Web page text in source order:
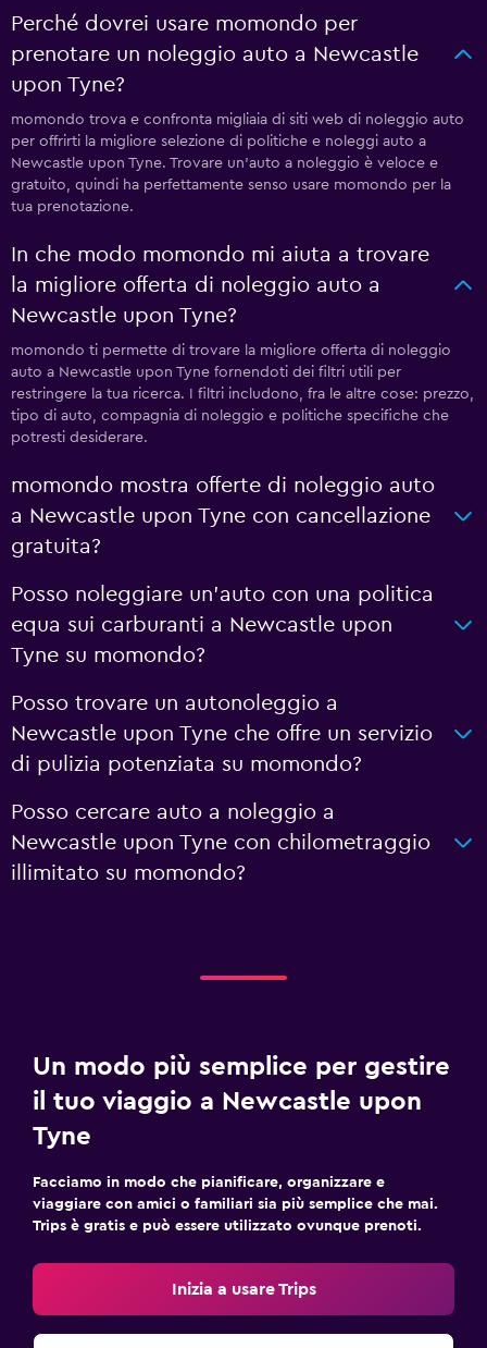
Perché dovrei usare momondo per
prenotare un noleggio auto a Newcastle
upon Tyne?
momondo trova e confronta migliaia di siti web di noleggio auto
per offrirti la migliore selezione di politiche e noleggi auto a
Newcastle upon Tyne. Trovare un'auto a noleggio è veloce e
gratuito, quindi ha perfettamente senso usare momondo per la
tua prenotazione.
In che modo momondo mi aiuta a trovare
la migliore offerta di noleggio auto a
Newcastle upon Tyne?
momondo ti permette di trovare la migliore offerta di noleggio
auto a Newcastle upon Tyne fornendoti dei filtri utili per
restringere la tua ricerca. I filtri includono, fra le altre cose: prezzo,
tipo di auto, compagnia di noleggio e politiche specifiche che
potresti desiderare.
momondo mostra offerte di noleggio auto
a Newcastle upon Tyne con cancellazione
gratuita?
Posso noleggiare un'auto con una politica
equa sui carburanti a Newcastle upon
Tyne su momondo?
Posso trovare un autonoleggio a
Newcastle upon Tyne che offre un servizio
di pulizia potenziata su momondo?
Posso cercare auto a noleggio a
Newcastle upon Tyne con chilometraggio
illimitato su momondo?
Un modo più semplice per gestire
il tuo viaggio a Newcastle upon
Tyne
Facciamo in modo che pianificare, organizzare e
viaggiare con amici o familiari sia più semplice che mai.
Trips è gratis e può essere utilizzato ovunque prenoti.
Inizia a usare Trips